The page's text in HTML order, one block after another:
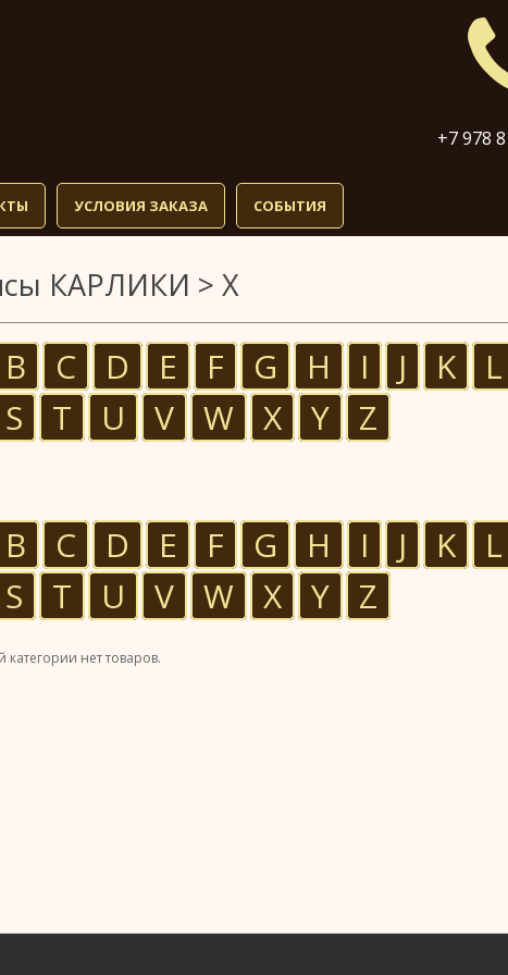
+7 978
УСЛОВИЯ ЗАКАЗА СОБЫТИЯ
КАРЛИКИ > X
B C D E F G H I J K L
S T U V W X Y Z
B C D E F G H I J K L
S T U V W X Y Z
категории нет товаров.